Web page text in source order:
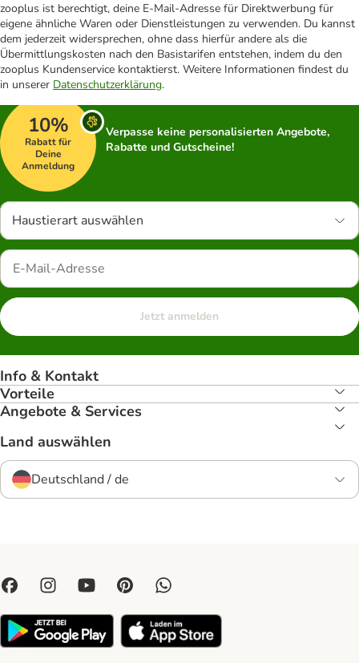
zooplus ist berechtigt, deine E-Mail-Adresse für Direktwerbung für
eigene ähnliche Waren oder Dienstleistungen zu verwenden. Du kannst
dem jederzeit widersprechen, ohne dass hierfür andere als die
Übermittlungskosten nach den Basistarifen entstehen, indem du den
zooplus Kundenservice kontaktierst. Weitere Informationen findest du
in unserer Datenschutzerklärung.
10%
Rabatt für
Deine
Anmeldung
Verpasse keine personalisierten Angebote,
Rabatte und Gutscheine!
Haustierart auswählen
Jetzt anmelden
Info & Kontakt
Vorteile
Angebote & Services
Land auswählen
Deutschland / de